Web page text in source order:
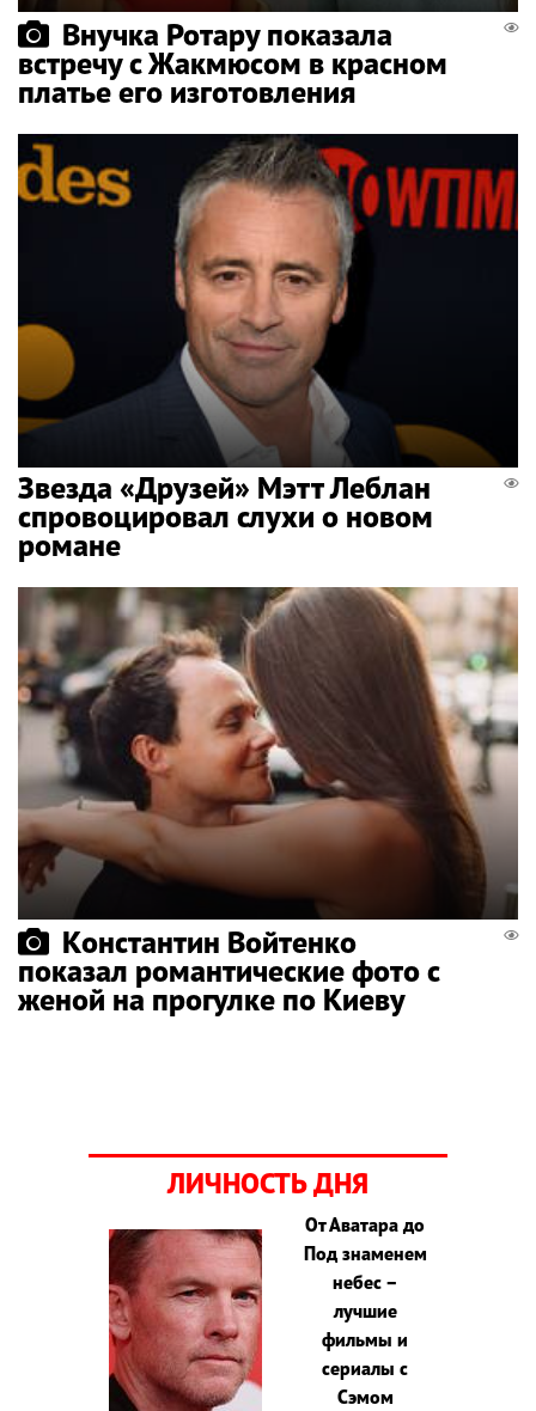
Внучка Ротару показала
встречу с Жакмюсом в красном
платье его изготовления
Звезда «Друзей» Мэтт Леблан
спровоцировал слухи о новом
романе
Константин Войтенко
показал романтические фото с
женой на прогулке по Киеву
ЛИЧНОСТЬ ДНЯ
От Аватара до
Под знаменем
небес –
лучшие
фильмы и
сериалы с
Сэмом